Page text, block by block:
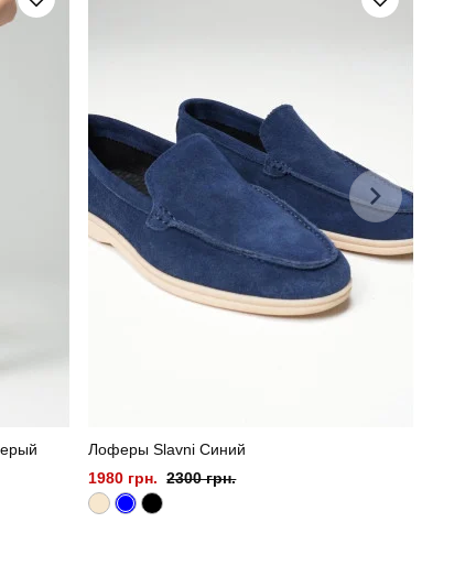
Лоферы Slavni Синий
1980 грн. 2300 грн.